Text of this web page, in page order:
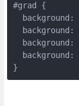
#grad
{
background :
background :
background :
background :
}